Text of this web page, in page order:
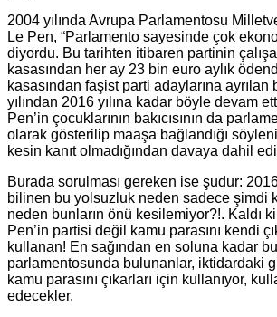
2004 yılında Avrupa Parlamentosu
Le Pen, “Parlamento sayesinde çok
diyordu. Bu tarihten itibaren partinin
kasasından her ay 23 bin euro aylık
kasasından faşist parti adaylarına ayrılan
yılından 2016 yılına kadar böyle devam
Pen’in çocuklarının bakıcısının da
olarak gösterilip maaşa bağlandığı
kesin kanıt olmadığından davaya dahil
Burada sorulması gereken ise şudur:
bilinen bu yolsuzluk neden sadece şimdi
neden bunların önü kesilemiyor?!. Kaldı
Pen’in partisi değil kamu parasını kendi
kullanan! En sağından en soluna kadar
parlamentosunda bulunanlar, iktidardaki
kamu parasını çıkarları için kullanıyor,
edecekler.